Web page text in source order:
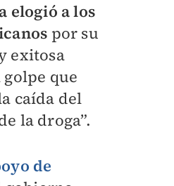
elogió a los
por su
exitosa
que
caída del
la droga”.
de